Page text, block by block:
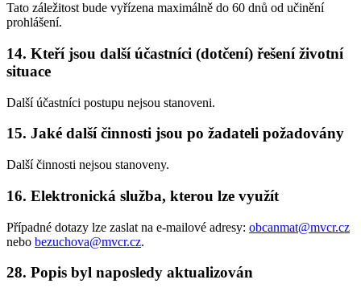
Tato záležitost bude vyřízena maximálně do 60 dnů od učinění
prohlášení.
14. Kteří jsou další účastníci (dotčení) řešení životní
situace
Další účastníci postupu nejsou stanoveni.
15. Jaké další činnosti jsou po žadateli požadovány
Další činnosti nejsou stanoveny.
16. Elektronická služba, kterou lze využít
Případné dotazy lze zaslat na e-mailové adresy: obcanmat@mvcr.cz
nebo bezuchova@mvcr.cz.
28. Popis byl naposledy aktualizován